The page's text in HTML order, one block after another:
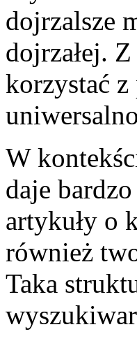
dojrzalsze
dojrzałej.
korzystać z
W
daje
artykuły o
również
Taka